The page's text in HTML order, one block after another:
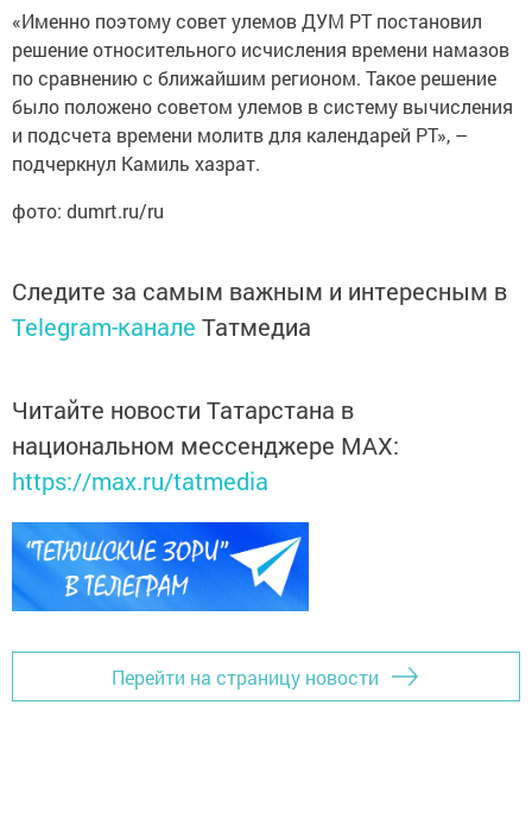
«Именно поэтому совет улемов ДУМ РТ постановил
решение относительного исчисления времени намазов
по сравнению с ближайшим регионом. Такое решение
было положено советом улемов в систему вычисления
и подсчета времени молитв для календарей РТ», –
подчеркнул Камиль хазрат.
фото: dumrt.ru/ru
Следите за самым важным и интересным в
Telegram-канале Татмедиа
Читайте новости Татарстана в
национальном мессенджере MАХ:
https://max.ru/tatmedia
Перейти на страницу новости